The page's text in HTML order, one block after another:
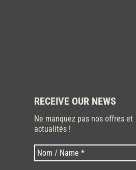
RECEIVE OUR NEWS
Ne manquez pas nos offres et
actualités !
Nom *